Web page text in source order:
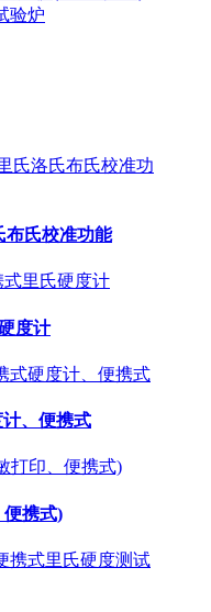
验炉
布氏校准功能
度计
、便携式
便携式)